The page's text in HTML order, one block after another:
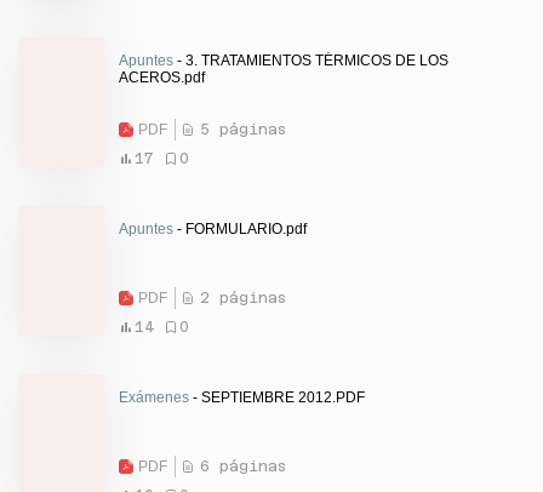
Apuntes - 3. TRATAMIENTOS TÉRMICOS DE LOS
ACEROS.pdf
PDF
5 páginas
17
0
Apuntes - FORMULARIO.pdf
PDF
2 páginas
14
0
Exámenes - SEPTIEMBRE 2012.PDF
PDF
6 páginas